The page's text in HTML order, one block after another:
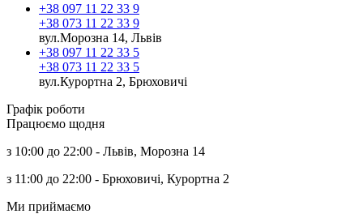
+38 097 11 22 33 9
+38 073 11 22 33 9
вул.Морозна 14, Львів
+38 097 11 22 33 5
+38 073 11 22 33 5
вул.Курортна 2, Брюховичі
Графік роботи
Працюємо щодня
з 10:00 до 22:00 - Львів, Морозна 14
з 11:00 до 22:00 - Брюховичі, Курортна 2
Ми приймаємо